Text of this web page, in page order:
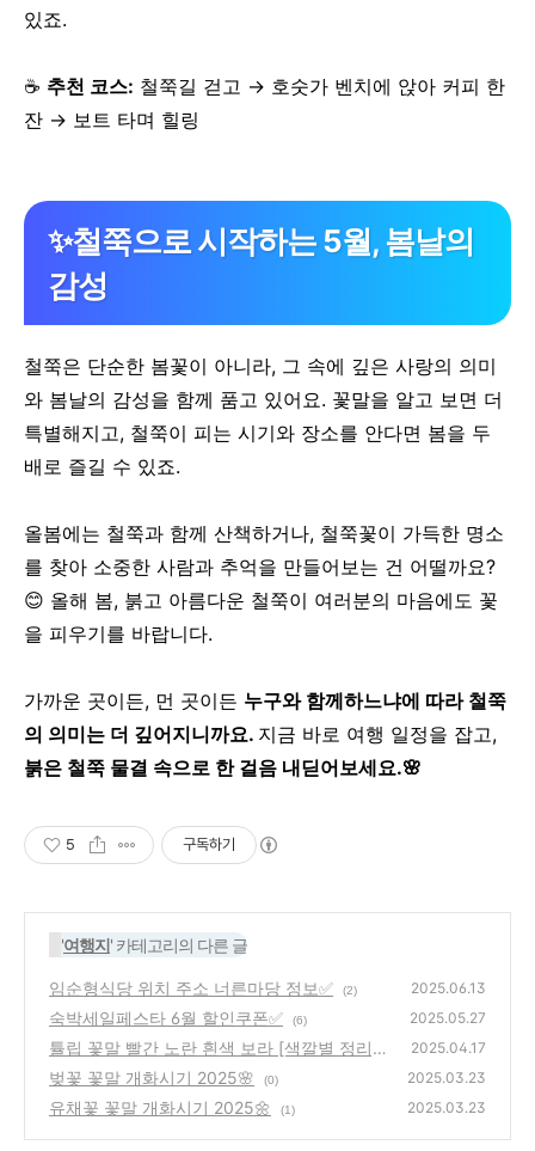
있죠.
☕ 추천 코스: 철쭉길 걷고 → 호숫가 벤치에 앉아 커피 한
잔 → 보트 타며 힐링
✨철쭉으로 시작하는 5월, 봄날의
감성
철쭉은 단순한 봄꽃이 아니라, 그 속에 깊은 사랑의 의미
와 봄날의 감성을 함께 품고 있어요. 꽃말을 알고 보면 더
특별해지고, 철쭉이 피는 시기와 장소를 안다면 봄을 두
배로 즐길 수 있죠.
올봄에는 철쭉과 함께 산책하거나, 철쭉꽃이 가득한 명소
를 찾아 소중한 사람과 추억을 만들어보는 건 어떨까요?
😊 올해 봄, 붉고 아름다운 철쭉이 여러분의 마음에도 꽃
을 피우기를 바랍니다.
가까운 곳이든, 먼 곳이든 누구와 함께하느냐에 따라 철쭉
의 의미는 더 깊어지니까요. 지금 바로 여행 일정을 잡고,
붉은 철쭉 물결 속으로 한 걸음 내딛어보세요.🌸
5 구독하기
'여행지' 카테고리의 다른 글
임순형식당 위치 주소 너른마당 정보✅ (2) 2025.06.13
숙박세일페스타 6월 할인쿠폰✅ (6) 2025.05.27
튤립 꽃말 빨간 노란 흰색 보라 [색깔별 정리]
🌷
(3)
2025.04.17
벚꽃 꽃말 개화시기 2025🌸 (0) 2025.03.23
유채꽃 꽃말 개화시기 2025🌼 (1) 2025.03.23